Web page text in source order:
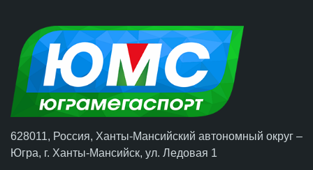
628011, Россия, Ханты-Мансийский автономный округ –
Югра, г. Ханты-Мансийск, ул. Ледовая 1